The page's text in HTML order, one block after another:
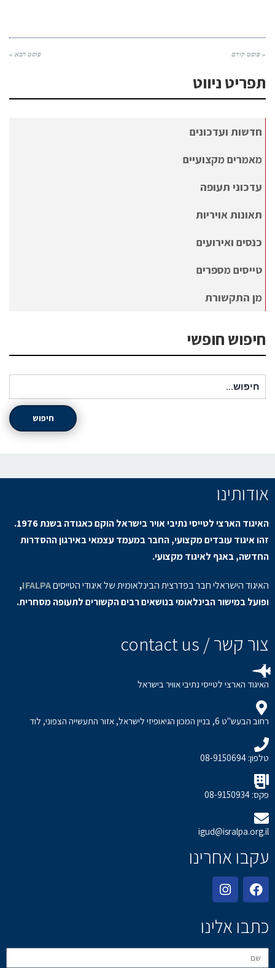
« פוסט קודם פוסט הבא »
תפריט ניווט
חדשות ועדכונים
מאמרים מקצועיים
עדכוני תעופה
תאונות אויריות
כנסים ואירועים
טייסים מספרים
מן התקשורת
חיפוש חופשי
חיפוש
אודותינו
האיגוד הארצי לטייסי נתיבי אויר בישראל הוקם כאגודה בשנת 1976.
זהו איגוד עובדים מקצועי, החבר במעמד עצמאי באירגון ההסדרות
החדשה, באגף לאיגוד מקצועי.
האיגוד הישראלי חבר בפדרצית הבינלאומית של איגודי הטייסיםIFALPA
,
ופועל במישור הבינלאומי בנושאים רבים הקשורים לתעופה מסחרית.
צור קשר / contact us
האיגוד הארצי לטייסי נתיבי אוויר בישראל
רחוב הבעש"ט 6, בניין המכון הגיאופיזי לישראל, אזור התעשייה הצפוני, לוד
טלפון: 08-9150694
פקס: 08-9150934
igud@isralpa.org.il
עקבו אחרינו
כתבו אלינו